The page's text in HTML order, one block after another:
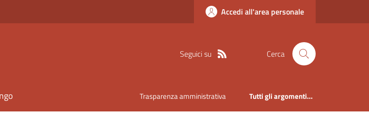
Accedi all'area personale
Seguici su Cerca
Trasparenza amministrativa Tutti gli argomenti...